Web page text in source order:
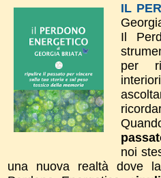
IL
Il
per
noi
una nuova realtà dove